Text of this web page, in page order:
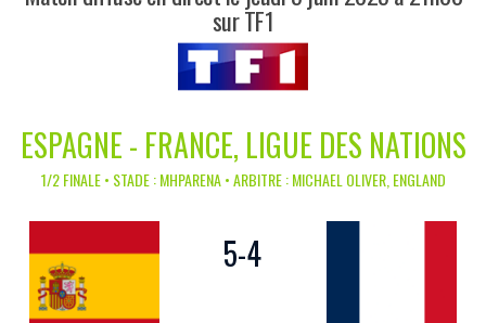
sur TF1
ESPAGNE - FRANCE, LIGUE DES NATIONS
1/2 FINALE • STADE : MHPARENA • ARBITRE : MICHAEL OLIVER, ENGLAND
5-4